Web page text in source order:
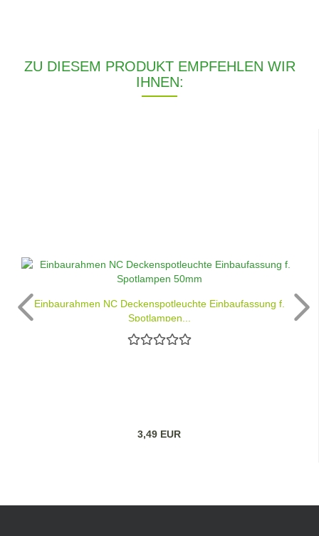
ZU DIESEM PRODUKT EMPFEHLEN WIR
IHNEN:
Einbaurahmen NC Deckenspotleuchte Einbaufassung f.
Spotlampen...
3,49 EUR